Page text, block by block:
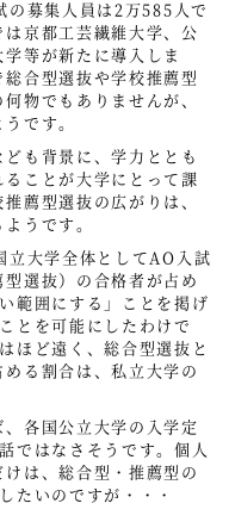
の募集人員は2万585人で
京都工芸繊維大学、公
等が新たに導入しま
合型選抜や学校推薦型
物でもありませんが、
です。
も背景に、学力ととも
ことが大学にとって課
薦型選抜の広がりは、
うです。
大学全体としてAO入試
選抜）の合格者が占め
範囲にする」ことを掲げ
とを可能にしたわけで
ほど遠く、総合型選抜と
る割合は、私立大学の
各国公立大学の入学定
ではなさそうです。個人
は、総合型・推薦型の
たいのですが・・・